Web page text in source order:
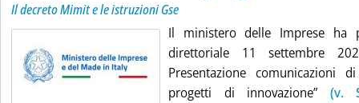
Il decreto Mimit e le istruzioni Gse
Il ministero delle Imprese ha
direttoriale 11 settembre
Presentazione comunicazioni
progetti di innovazione” (v.